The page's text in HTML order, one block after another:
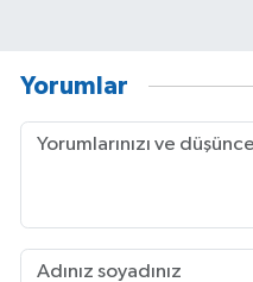
Yorumlar